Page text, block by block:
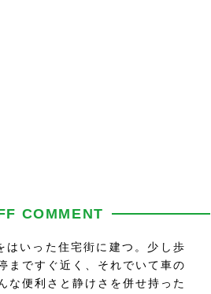
COMMENT
はいった住宅街に建つ。少し歩
まですぐ近く、それでいて車の
な便利さと静けさを併せ持った